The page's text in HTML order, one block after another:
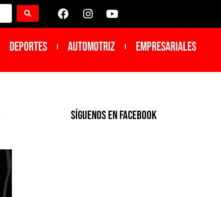
DEPORTES Automotriz Empresariales
SíGUENOS EN FACEBOOK